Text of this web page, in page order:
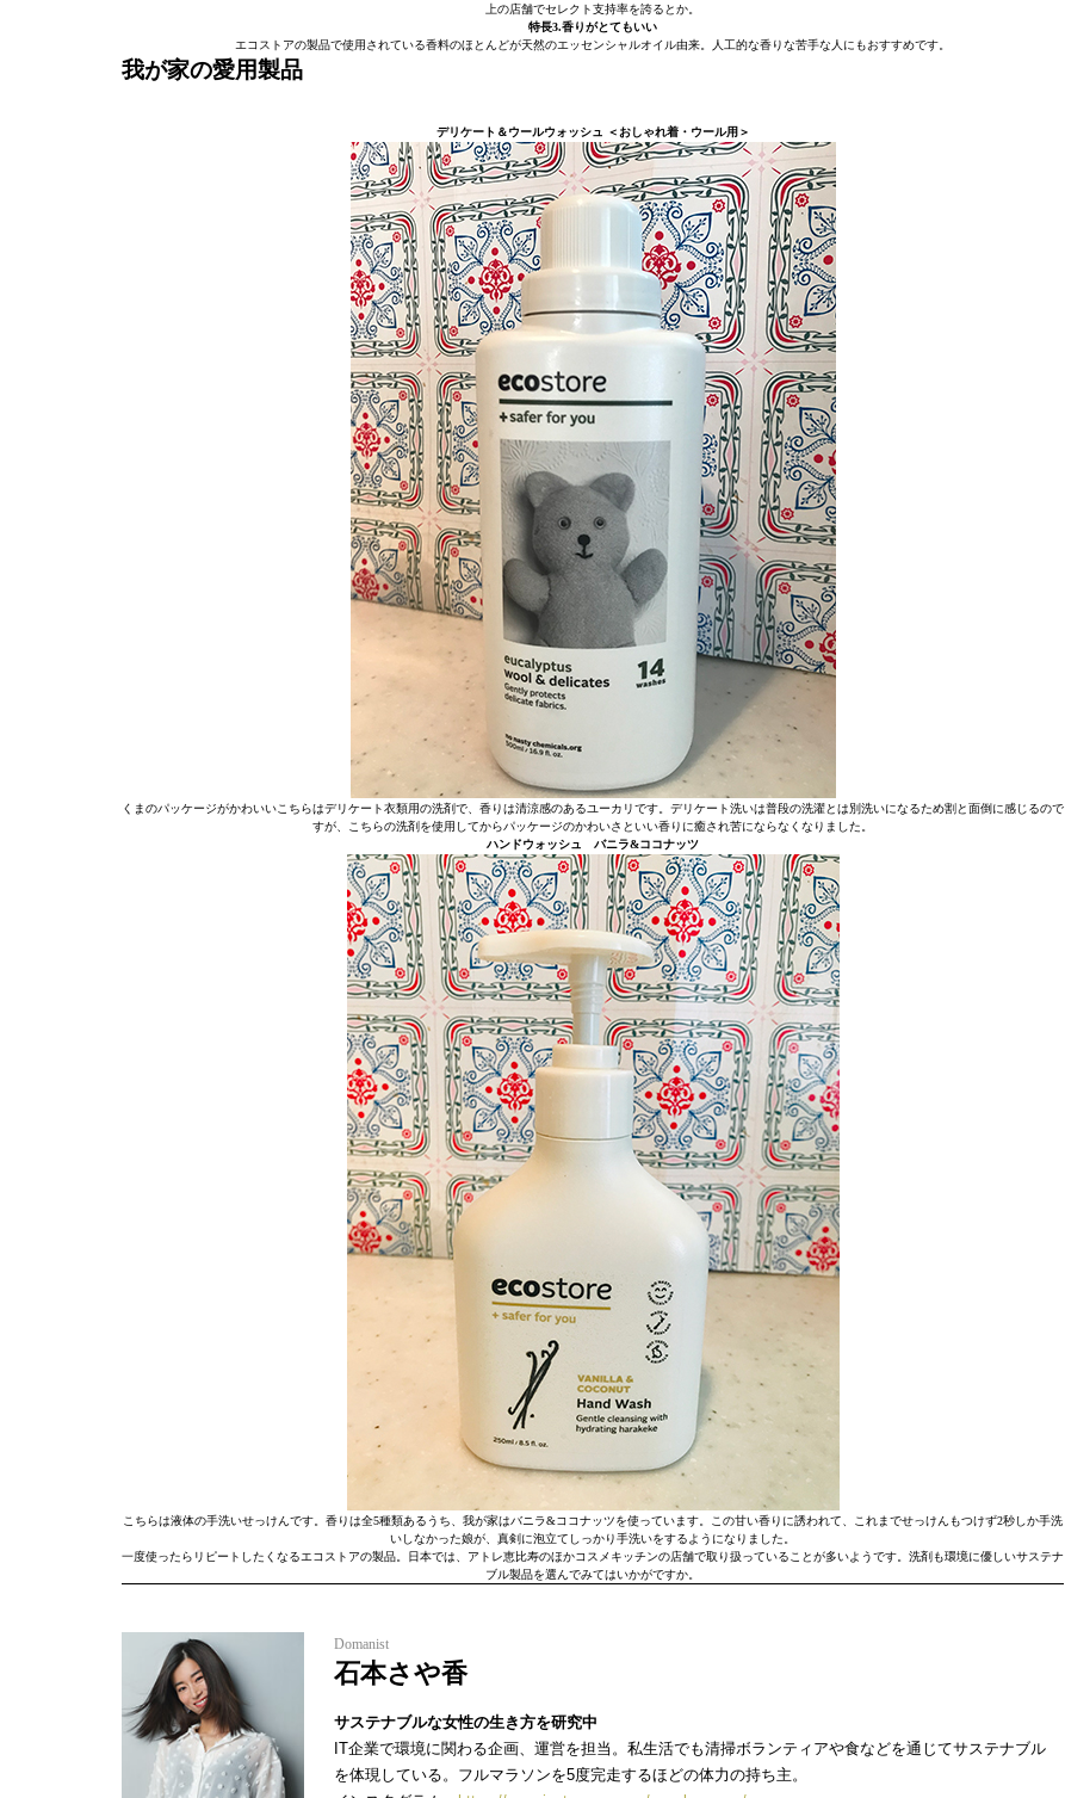
上の店舗でセレクト支持率を誇るとか。
特長3.香りがとてもいい
エコストアの製品で使用されている香料のほとんどが天然のエッセンシャルオイル由来。人工的な香りな苦手な人にもおすすめです。
我が家の愛用製品
デリケート＆ウールウォッシュ ＜おしゃれ着・ウール用＞
くまのパッケージがかわいいこちらはデリケート衣類用の洗剤で、香りは清涼感のあるユーカリです。デリケート洗いは普段の洗濯とは別洗いになるため割と面倒に感じるので
すが、こちらの洗剤を使用してからパッケージのかわいさといい香りに癒され苦にならなくなりました。
ハンドウォッシュ バニラ&ココナッツ
こちらは液体の手洗いせっけんです。香りは全5種類あるうち、我が家はバニラ&ココナッツを使っています。この甘い香りに誘われて、これまでせっけんもつけず2秒しか手洗
いしなかった娘が、真剣に泡立てしっかり手洗いをするようになりました。
一度使ったらリピートしたくなるエコストアの製品。日本では、アトレ恵比寿のほかコスメキッチンの店舗で取り扱っていることが多いようです。洗剤も環境に優しいサステナ
ブル製品を選んでみてはいかがですか。
Domanist
石本さや香
サステナブルな女性の生き方を研究中
IT企業で環境に関わる企画、運営を担当。私生活でも清掃ボランティアや食などを通じてサステナブル
を体現している。フルマラソンを5度完走するほどの体力の持ち主。